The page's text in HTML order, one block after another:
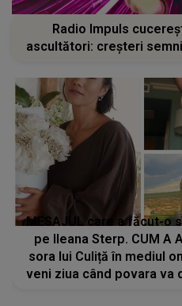
Radio Impuls
ascultători: creșteri
MESAJUL care a făcut-o
pe Ileana Sterp. CUM A
sora lui Culiță în mediul
veni ziua când povara va